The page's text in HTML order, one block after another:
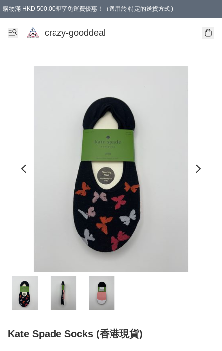
購物滿 HKD 500.00即享免運費優惠！（適用於 特定的送貨方式 )
成為會員可享免費禮品
crazy-gooddeal
Kate Spade Socks (香港現貨)